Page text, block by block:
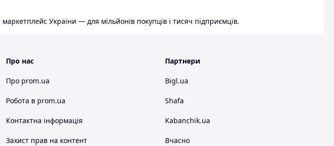
України — для мільйонів покупців і тисяч підприємців.
Про нас
Про prom.ua
Робота в prom.ua
Контактна інформація
Захист прав на контент
Партнери
Bigl.ua
Shafa
Kabanchik.ua
Вчасно